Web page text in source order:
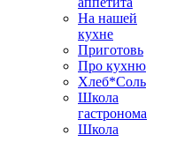
На нашей
кухне
Приготовь
Про кухню
Хлеб*Соль
Школа
гастронома
Школа